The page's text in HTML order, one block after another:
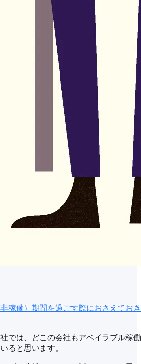
稼働）期間を過ごす際におさえてお
では、どこの会社もアベイラブル稼
ると思います。